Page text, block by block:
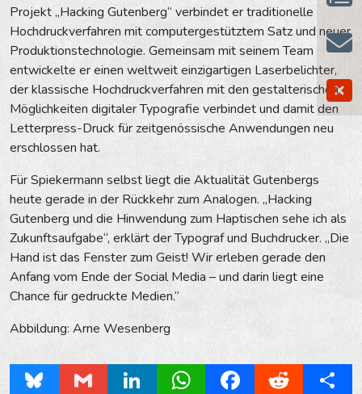
Projekt „Hacking Gutenberg“ verbindet er traditionelle
Hochdruckverfahren mit computergestütztem Satz und neuer
Produktionstechnologie. Gemeinsam mit seinem Team
entwickelte er einen weltweit einzigartigen Laserbelichter,
der klassische Hochdruckverfahren mit den gestalterischen
Möglichkeiten digitaler Typografie verbindet und damit den
Letterpress-Druck für zeitgenössische Anwendungen neu
erschlossen hat.
Für Spiekermann selbst liegt die Aktualität Gutenbergs
heute gerade in der Rückkehr zum Analogen. „Hacking
Gutenberg und die Hinwendung zum Haptischen sehe ich als
Zukunftsaufgabe“, erklärt der Typograf und Buchdrucker. „Die
Hand ist das Fenster zum Geist! Wir erleben gerade den
Anfang vom Ende der Social Media – und darin liegt eine
Chance für gedruckte Medien.“
Abbildung: Arne Wesenberg
Bluesky Gmail LinkedInWhatsAppFacebookReddit Share